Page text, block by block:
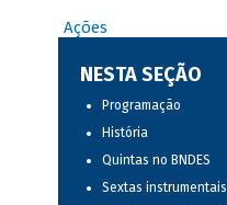
Ações
NESTA SEÇÃO
Programação
História
Quintas no BNDES
Sextas instrumentais